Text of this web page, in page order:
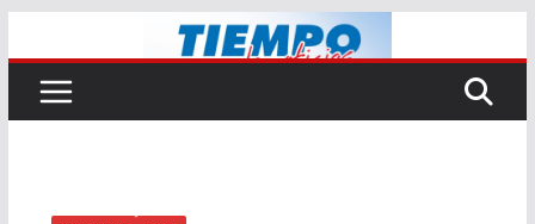
al
contenido